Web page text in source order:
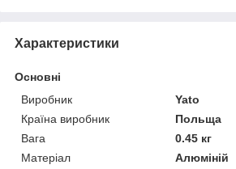
Характеристики
Основні
Виробник
Yato
Країна виробник
Польща
Вага
0.45 кг
Матеріал
Алюміній